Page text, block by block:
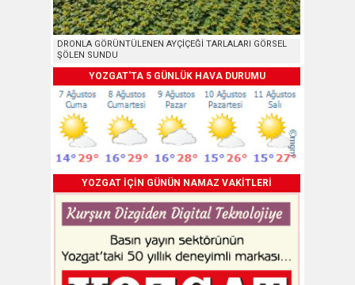
DRONLA GÖRÜNTÜLENEN AYÇİÇEĞİ TARLALARI GÖRSEL
ŞÖLEN SUNDU
YOZGAT'TA 5 GÜNLÜK HAVA DURUMU
YOZGAT İÇİN GÜNÜN NAMAZ VAKİTLERİ